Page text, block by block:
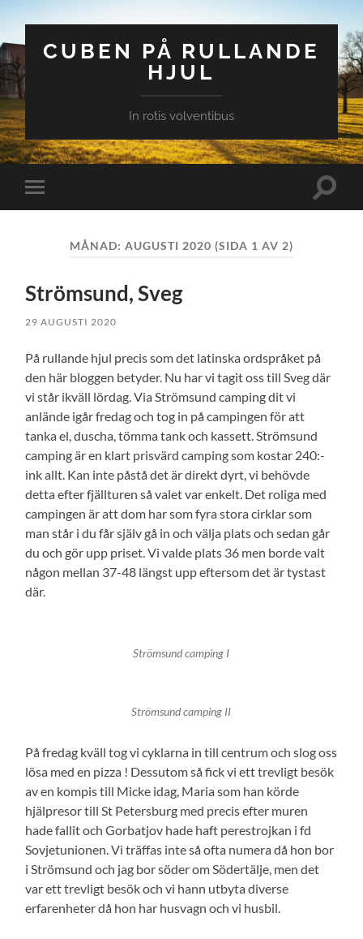
CUBEN PÅ RULLANDE
HJUL
In rotis volventibus
Slå
på/av
Slå
MÅNAD: AUGUSTI 2020 (SIDA 1 AV 2)
Strömsund, Sveg
29 AUGUSTI 2020
På rullande hjul precis som det latinska ordspråket på
den här bloggen betyder. Nu har vi tagit oss till Sveg där
vi står ikväll lördag. Via Strömsund camping dit vi
anlände igår fredag och tog in på campingen för att
tanka el, duscha, tömma tank och kassett. Strömsund
camping är en klart prisvärd camping som kostar 240:-
ink allt. Kan inte påstå det är direkt dyrt, vi behövde
detta efter fjällturen så valet var enkelt. Det roliga med
campingen är att dom har som fyra stora cirklar som
man står i du får själv gå in och välja plats och sedan går
du och gör upp priset. Vi valde plats 36 men borde valt
någon mellan 37-48 längst upp eftersom det är tystast
där.
Strömsund camping I
Strömsund camping II
På fredag kväll tog vi cyklarna in till centrum och slog oss
lösa med en pizza ! Dessutom så fick vi ett trevligt besök
av en kompis till Micke idag, Maria som han körde
hjälpresor till St Petersburg med precis efter muren
hade fallit och Gorbatjov hade haft perestrojkan i fd
Sovjetunionen. Vi träffas inte så ofta numera då hon bor
i Strömsund och jag bor söder om Södertälje, men det
var ett trevligt besök och vi hann utbyta diverse
erfarenheter då hon har husvagn och vi husbil.